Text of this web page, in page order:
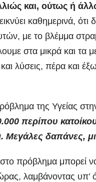
και, ούτως ή
καθημερινά, ότι
με το βλέμμα
στα μικρά και
λύσεις, πέρα και
της Υγείας
περίπου
Μεγάλες δαπάνες,
πρόβλημα μπορεί
λαμβάνοντας υπ’